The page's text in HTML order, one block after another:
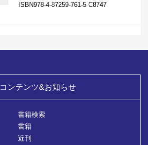
ISBN978-4-87259-761-5 C8747
コンテンツ&お知らせ
書籍検索
書籍
近刊